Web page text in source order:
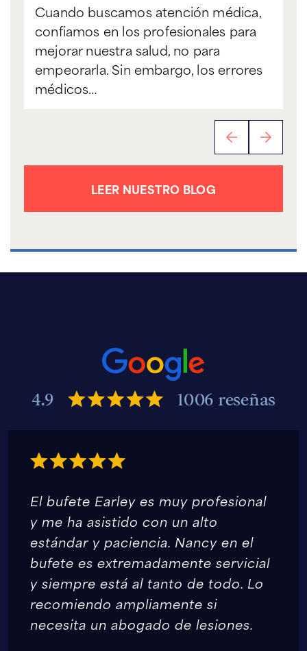
Cuando buscamos atención médica,
confiamos en los profesionales para
mejorar nuestra salud, no para
empeorarla. Sin embargo, los errores
médicos…
LEER NUESTRO BLOG
4.9 1006 reseñas
El bufete Earley es muy profesional
y me ha asistido con un alto
estándar y paciencia. Nancy en el
bufete es extremadamente servicial
y siempre está al tanto de todo. Lo
recomiendo ampliamente si
necesita un abogado de lesiones.